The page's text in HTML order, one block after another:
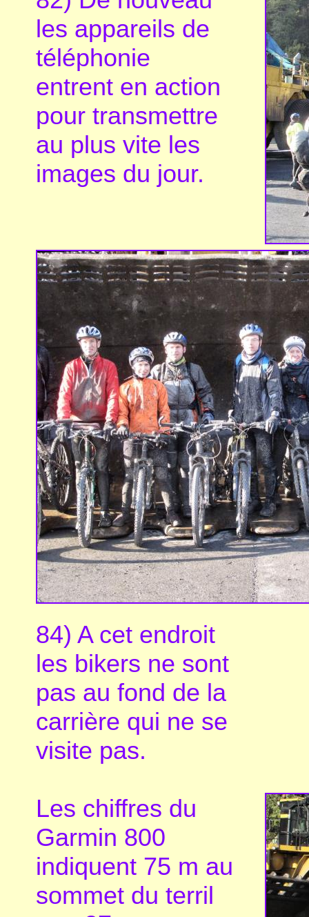
les appareils de
téléphonie
entrent en action
pour transmettre
au plus vite les
images du jour.
84) A cet endroit
les bikers ne sont
pas au fond de la
carrière qui ne se
visite pas.
Les chiffres du
Garmin 800
indiquent 75 m au
sommet du terril